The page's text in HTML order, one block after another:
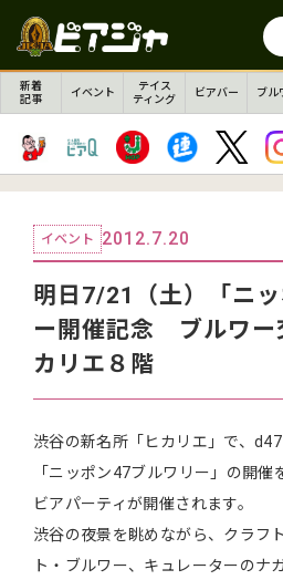
新着
記事
イベント
テイス
ティング
ビアバー ブル
イベント 2012.7.20
明日7/21（土）「ニ
ー開催記念 ブルワー
カリエ８階
渋谷の新名所「ヒカリエ」で、
「ニッポン47ブルワリー」の開催
ビアパーティが開催されます。
渋谷の夜景を眺めながら、クラフ
ト・ブルワー、キュレーターのナ